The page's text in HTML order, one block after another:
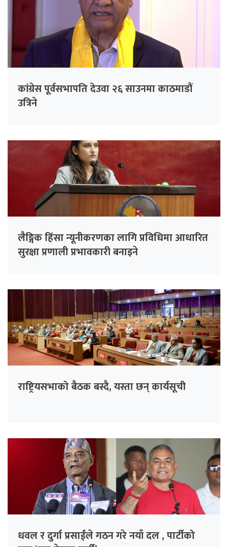
कांग्रेस पूर्वसभापति देउवा २६ साउनमा काठमाडौं
उत्रिने
लैङ्गिक हिंसा न्यूनीकरणका लागि प्रविधिमा आधारित
सुरक्षा प्रणाली प्रभावकारी बनाइने
राष्ट्रियसभाको बैठक बस्दै, यस्ता छन् कार्यसूची
धवल र दुर्गा प्रसाईंले गठन गरे नयाँ दल , पार्टीको